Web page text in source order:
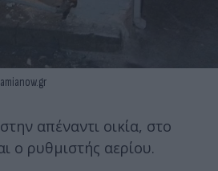
απέναντι οικία, στο
ο ρυθμιστής αερίου.